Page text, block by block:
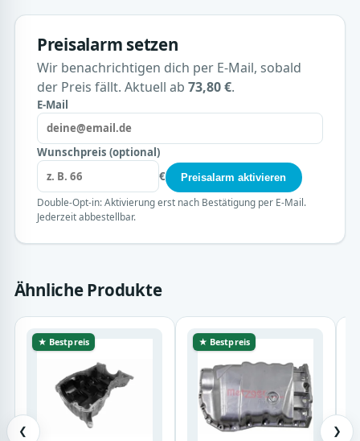
Preisalarm setzen
Wir benachrichtigen dich per E-Mail, sobald
der Preis fällt. Aktuell ab 73,80 €.
E-Mail
Wunschpreis (optional)
€
Preisalarm aktivieren
Double-Opt-in: Aktivierung erst nach Bestätigung per E-Mail.
Jederzeit abbestellbar.
Ähnliche Produkte
❮
★ Bestpreis ★ Bestpreis
❯